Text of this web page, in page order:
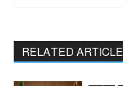
RELATED